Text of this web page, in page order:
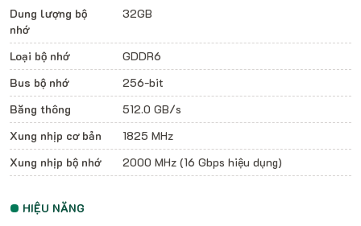
Dung lượng bộ
nhớ
32GB
Loại bộ nhớ
GDDR6
Bus bộ nhớ
256-bit
Băng thông
512.0 GB/s
Xung nhịp cơ bản
1825 MHz
Xung nhịp bộ nhớ
2000 MHz (16 Gbps hiệu dụng)
HIỆU NĂNG